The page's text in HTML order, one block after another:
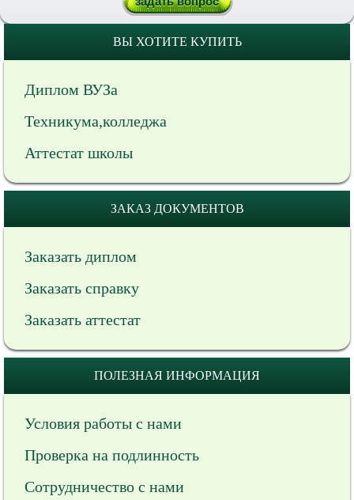
ВЫ ХОТИТЕ КУПИТЬ
Диплом ВУЗа
Техникума,колледжа
Аттестат школы
ЗАКАЗ ДОКУМЕНТОВ
Заказать диплом
Заказать справку
Заказать аттестат
ПОЛЕЗНАЯ ИНФОРМАЦИЯ
Условия работы с нами
Проверка на подлинность
Сотрудничество с нами